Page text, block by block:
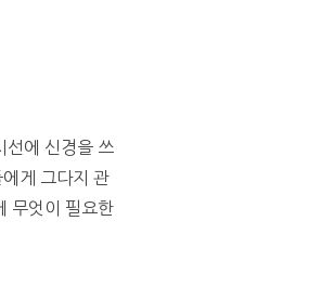
선에 신경을 쓰
게 그다지 관
무엇이 필요한